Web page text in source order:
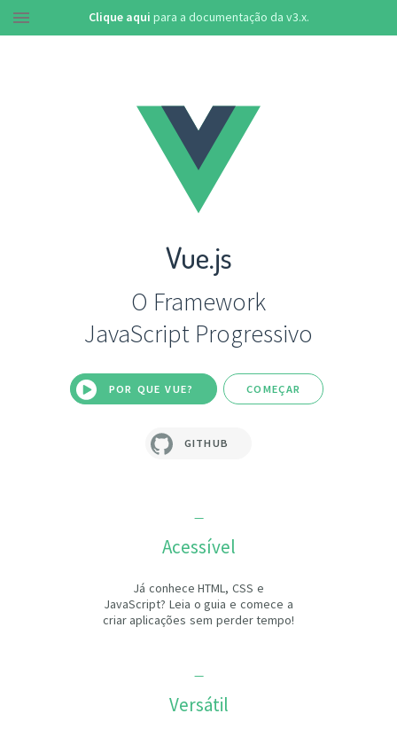
Clique aqui para a documentação da v3.x.
Vue.js
O Framework
JavaScript Progressivo
POR QUE VUE? COMEÇAR
GITHUB
Acessível
Já conhece HTML, CSS e
JavaScript? Leia o guia e comece a
criar aplicações sem perder tempo!
Versátil